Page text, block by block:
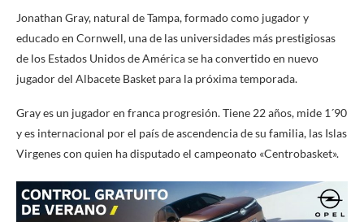
Jonathan Gray, natural de Tampa, formado como jugador y
educado en Cornwell, una de las universidades más prestigiosas
de los Estados Unidos de América se ha convertido en nuevo
jugador del Albacete Basket para la próxima temporada.
Gray es un jugador en franca progresión. Tiene 22 años, mide 1´90
y es internacional por el país de ascendencia de su familia, las Islas
Virgenes con quien ha disputado el campeonato «Centrobasket».